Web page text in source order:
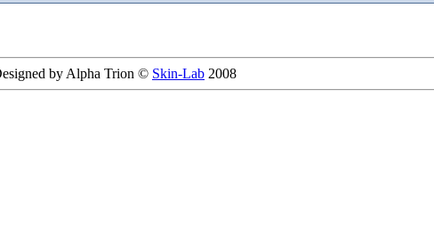
by Alpha Trion © Skin-Lab 2008